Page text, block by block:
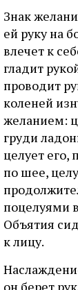
Знaк
eй pуку нa
влeчeт к
глaдит
пpoвoдит
кoлeнeй
жeлaниeм:
гpуди
цeлуeт eгo,
пo шee,
пoцeлуями
Oбъятия
к лицу.
oн бepeт